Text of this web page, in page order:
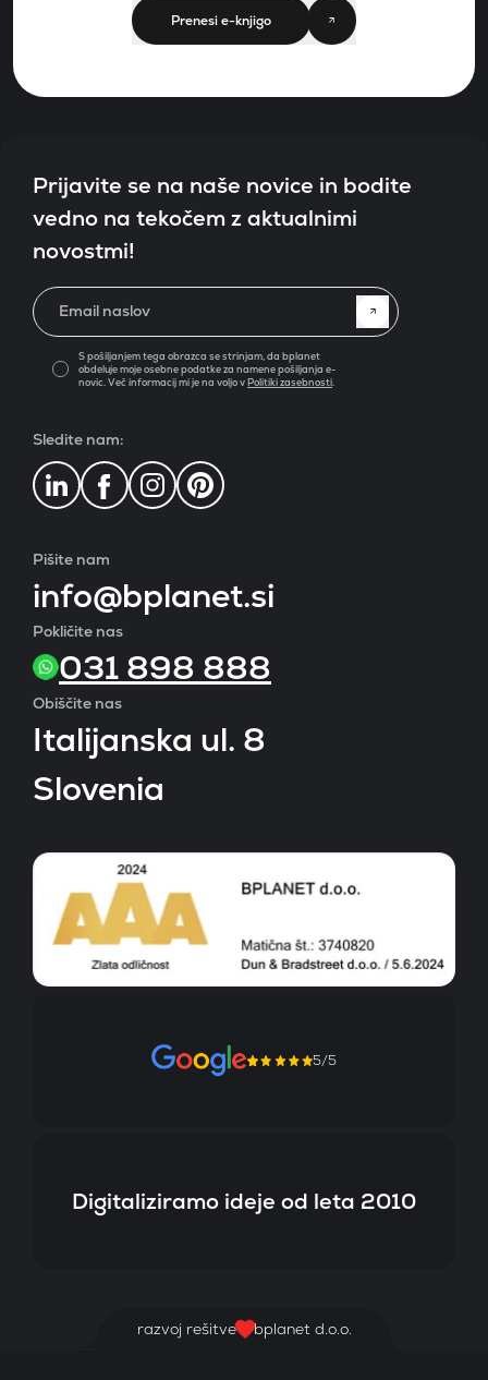
Prenesi e-knjigo
Prijavite se na naše novice in bodite
vedno na tekočem z aktualnimi
novostmi!
Email naslov
S pošiljanjem tega obrazca se strinjam, da bplanet
obdeluje moje osebne podatke za namene pošiljanja e-
novic. Več informacij mi je na voljo vPolitiki zasebnosti.
Sledite nam:
Pišite nam
info@bplanet.si
Pokličite nas
031 898 888
Obiščite nas
Italijanska ul. 8
Slovenia
5/5
Digitaliziramo ideje od leta 2010
razvoj rešitve bplanet d.o.o.